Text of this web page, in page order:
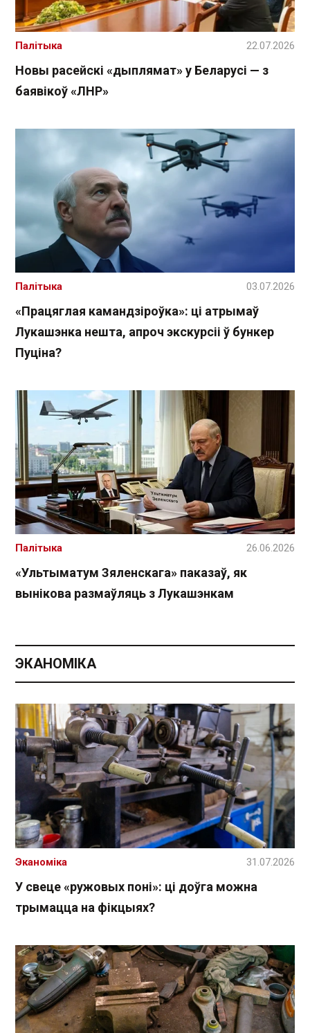
Новы расейскі «дыплямат» у Беларусі — з
баявікоў «ЛНР»
Палітыка 22.07.2026
«Працяглая камандзіроўка»: ці атрымаў
Лукашэнка нешта, апроч экскурсіі ў бункер
Пуціна?
Палітыка 03.07.2026
«Ультыматум Зяленскага» паказаў, як
вынікова размаўляць з Лукашэнкам
Палітыка 26.06.2026
ЭКАНОМІКА
У свеце «ружовых поні»: ці доўга можна
трымацца на фікцыях?
Эканоміка 31.07.2026